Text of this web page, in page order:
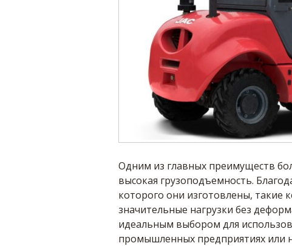
Одним из главных преимуществ
высокая грузоподъемность.
которого они изготовлены, такие
значительные нагрузки без
идеальным выбором для
промышленных предприятиях или